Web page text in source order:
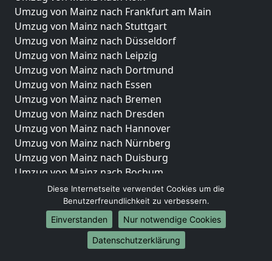
Umzug von Mainz nach Frankfurt am Main
Umzug von Mainz nach Stuttgart
Umzug von Mainz nach Düsseldorf
Umzug von Mainz nach Leipzig
Umzug von Mainz nach Dortmund
Umzug von Mainz nach Essen
Umzug von Mainz nach Bremen
Umzug von Mainz nach Dresden
Umzug von Mainz nach Hannover
Umzug von Mainz nach Nürnberg
Umzug von Mainz nach Duisburg
Umzug von Mainz nach Bochum
Umzug von Mainz nach Wuppertal
Umzug von Mainz nach Bielefeld
Umzug von Mainz nach Bonn
Umzug von Mainz nach Münster
Internationale-Umzüge
Diese Internetseite verwendet Cookies um die
Benutzerfreundlichkeit zu verbessern.
Einverstanden
Nur notwendige Cookies
Datenschutzerklärung